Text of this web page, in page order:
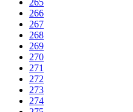
265
266
267
268
269
270
271
272
273
274